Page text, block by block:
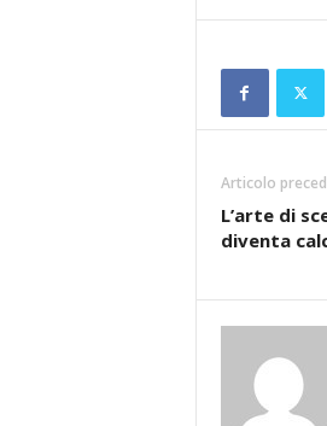
Articolo
L’arte di
diventa